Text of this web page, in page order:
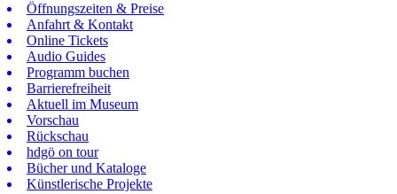
Öffnungszeiten & Preise
Anfahrt & Kontakt
Online Tickets
Audio Guides
Programm buchen
Barrierefreiheit
Aktuell im Museum
Vorschau
Rückschau
hdgö on tour
Bücher und Kataloge
Künstlerische Projekte